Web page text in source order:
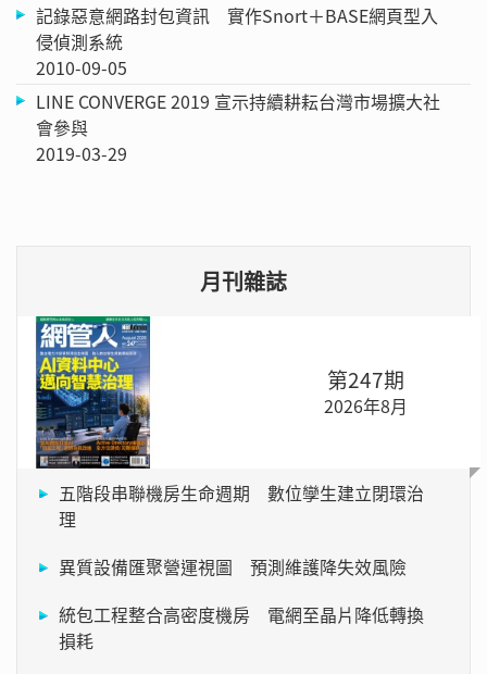
記錄惡意網路封包資訊 實作Snort＋BASE網頁型入
侵偵測系統
2010-09-05
LINE CONVERGE 2019 宣示持續耕耘台灣市場擴大社
會參與
2019-03-29
月刊雜誌
第247期
2026年8月
五階段串聯機房生命週期 數位孿生建立閉環治
理
異質設備匯聚營運視圖 預測維護降失效風險
統包工程整合高密度機房 電網至晶片降低轉換
損耗